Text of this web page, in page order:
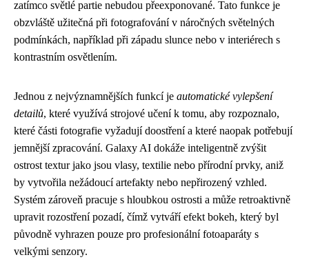
zatímco světlé partie nebudou přeexponované. Tato funkce je
obzvláště užitečná při fotografování v náročných světelných
podmínkách, například při západu slunce nebo v interiérech s
kontrastním osvětlením.
Jednou z nejvýznamnějších funkcí je automatické vylepšení
detailů, které využívá strojové učení k tomu, aby rozpoznalo,
které části fotografie vyžadují doostření a které naopak potřebují
jemnější zpracování. Galaxy AI dokáže inteligentně zvýšit
ostrost textur jako jsou vlasy, textilie nebo přírodní prvky, aniž
by vytvořila nežádoucí artefakty nebo nepřirozený vzhled.
Systém zároveň pracuje s hloubkou ostrosti a může retroaktivně
upravit rozostření pozadí, čímž vytváří efekt bokeh, který byl
původně vyhrazen pouze pro profesionální fotoaparáty s
velkými senzory.